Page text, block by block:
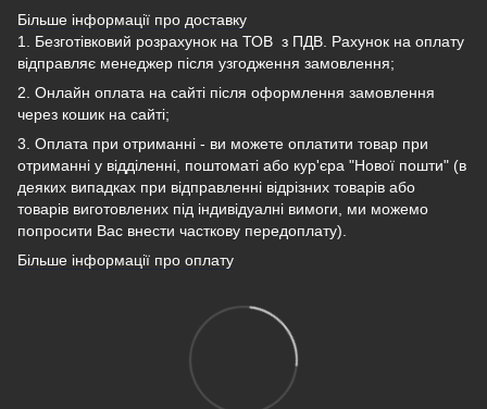
Більше інформації про доставку
1. Безготівковий розрахунок на ТОВ з ПДВ. Рахунок на оплату
відправляє менеджер після узгодження замовлення;
2. Онлайн оплата на сайті після оформлення замовлення
через кошик на сайті;
3. Оплата при отриманні - ви можете оплатити товар при
отриманні у відділенні, поштоматі або кур'єра "Нової пошти" (в
деяких випадках при відправленні відрізних товарів або
товарів виготовлених під індивідуалні вимоги, ми можемо
попросити Вас внести часткову передоплату).
Більше інформації про оплату